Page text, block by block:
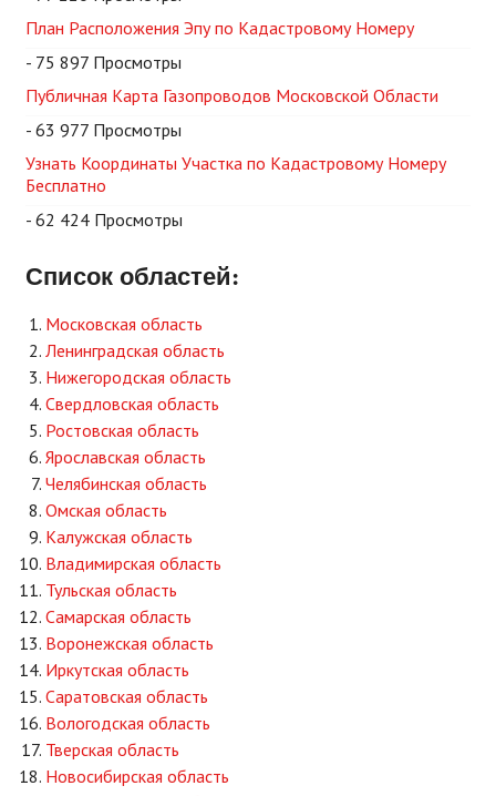
План Расположения Эпу по Кадастровому Номеру
- 75 897 Просмотры
Публичная Карта Газопроводов Московской Области
- 63 977 Просмотры
Узнать Координаты Участка по Кадастровому Номеру
Бесплатно
- 62 424 Просмотры
Список областей:
Московская область
Ленинградская область
Нижегородская область
Свердловская область
Ростовская область
Ярославская область
Челябинская область
Омская область
Калужская область
Владимирская область
Тульская область
Самарская область
Воронежская область
Иркутская область
Саратовская область
Вологодская область
Тверская область
Новосибирская область